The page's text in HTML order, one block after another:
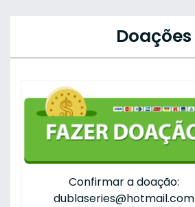
Doações
Confirmar a doação:
dublaseries@hotmail.com